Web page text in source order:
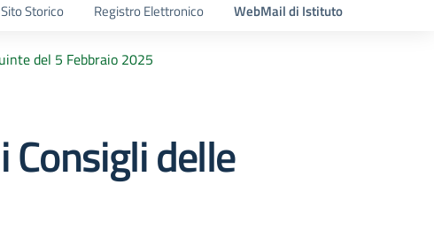
Sito Storico Registro Elettronico WebMail di Istituto
del 5 Febbraio 2025
Consigli delle